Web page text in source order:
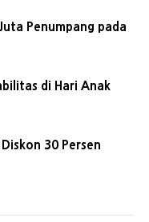
Penumpang pada
di Hari Anak
30 Persen